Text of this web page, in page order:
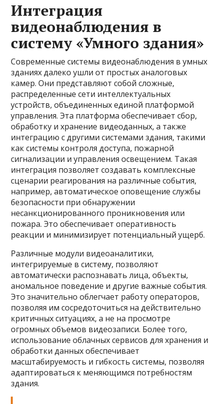
Интеграция
видеонаблюдения в
систему «Умного здания»
Современные системы видеонаблюдения в умных
зданиях далеко ушли от простых аналоговых
камер. Они представляют собой сложные,
распределенные сети интеллектуальных
устройств, объединенных единой платформой
управления. Эта платформа обеспечивает сбор,
обработку и хранение видеоданных, а также
интеграцию с другими системами здания, такими
как системы контроля доступа, пожарной
сигнализации и управления освещением. Такая
интеграция позволяет создавать комплексные
сценарии реагирования на различные события,
например, автоматическое оповещение службы
безопасности при обнаружении
несанкционированного проникновения или
пожара. Это обеспечивает оперативность
реакции и минимизирует потенциальный ущерб.
Различные модули видеоаналитики,
интегрируемые в систему, позволяют
автоматически распознавать лица, объекты,
аномальное поведение и другие важные события.
Это значительно облегчает работу операторов,
позволяя им сосредоточиться на действительно
критичных ситуациях, а не на просмотре
огромных объемов видеозаписи. Более того,
использование облачных сервисов для хранения и
обработки данных обеспечивает
масштабируемость и гибкость системы, позволяя
адаптироваться к меняющимся потребностям
здания.